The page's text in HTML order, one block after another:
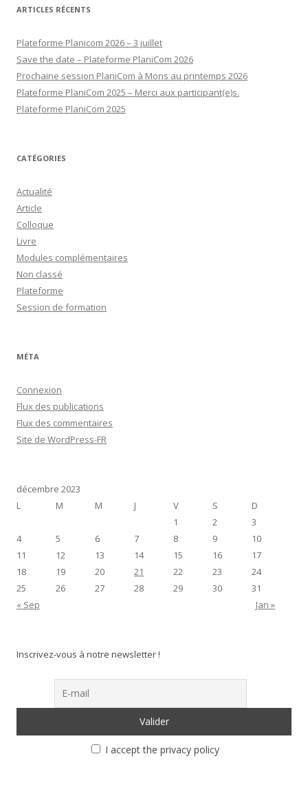
ARTICLES RÉCENTS
Plateforme Planicom 2026 – 3 juillet
Save the date – Plateforme PlaniCom 2026
Prochaine session PlaniCom à Mons au printemps 2026
Plateforme PlaniCom 2025 – Merci aux participant(e)s.
Plateforme PlaniCom 2025
CATÉGORIES
Actualité
Article
Colloque
Livre
Modules complémentaires
Non classé
Plateforme
Session de formation
MÉTA
Connexion
Flux des publications
Flux des commentaires
Site de WordPress-FR
décembre 2023
L
M M J V S
D
1
2
3
4
5 6 7 8 9
10
11
12 13 14 15 16
17
18
19 20 21 22 23
24
25
26 27 28 29 30
31
« Sep
Jan »
Inscrivez-vous à notre newsletter !
I accept the privacy policy